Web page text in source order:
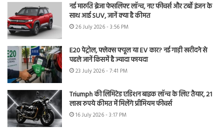
नई मारुति ब्रेजा फेसलिफ्ट लॉन्च, नए फीचर्स और टर्बो इंजन के
साथ आई SUV, जानें क्या है कीमत
26 July 2026 - 3:56 PM
E20 पेट्रोल, फ्लेक्स फ्यूल या EV कार? नई गाड़ी खरीदने से
पहले जानें किसमें है ज्यादा फायदा
23 July 2026 - 7:41 PM
Triumph की लिमिटेड एडिशन बाइक लॉन्च के लिए तैयार, 21
लाख रुपये कीमत में मिलेंगे प्रीमियम फीचर्स
16 July 2026 - 3:17 PM